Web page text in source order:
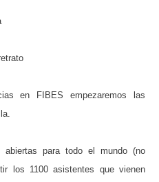
en FIBES empezaremos las
para todo el mundo (no
los 1100 asistentes que vienen